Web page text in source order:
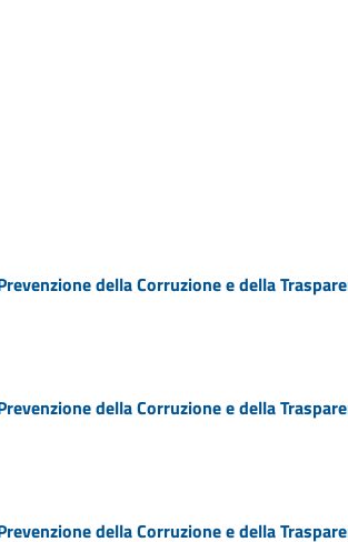
della Corruzione e della
della Corruzione e della
della Corruzione e della